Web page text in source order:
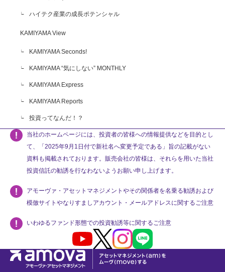
ハイテク産業の成長ポテンシャル
KAMIYAMA View
KAMIYAMA Seconds!
KAMIYAMA “気にしない” MONTHLY
KAMIYAMA Express
KAMIYAMA Reports
投資ってなんだ！？
当社のホームページには、投資者の皆様への情報提供などを目的とし
て、「2025年9月1日付で新社名へ変更予定である」旨の記載がない
資料も掲載されております。販売会社の皆様は、それらを用いた当社
投資信託の勧誘を行なわないようお願い申し上げます。
アモーヴァ・アセットマネジメントやその関係者を名乗る勧誘および
模倣サイトやなりすましアカウント・メールアドレスに関するご注意
いわゆるファンド形態での投資勧誘等に関するご注意
Youtube X InstagramLINE